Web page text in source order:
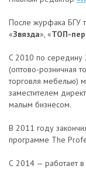
После журфака БГУ
«Звязда», «ТОП-
C 2010 по середину
(оптово-розничная
торговля мебелью)
заместителем
малым бизнесом.
В 2011 году
программе The
С 2014 — работает в